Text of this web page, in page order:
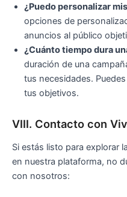
¿Puedo personalizar
opciones de
anuncios al público
¿Cuánto tiempo dura
duración de una
tus necesidades.
tus objetivos.
VIII. Contacto con
Si estás listo para explorar
en nuestra plataforma, no
con nosotros: